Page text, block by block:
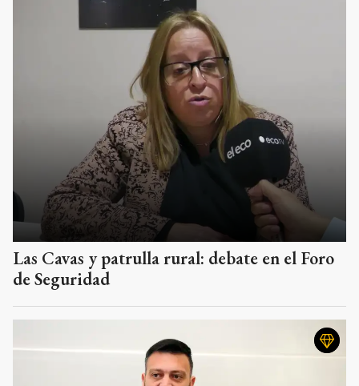
Las Cavas y patrulla rural: debate en el Foro
de Seguridad